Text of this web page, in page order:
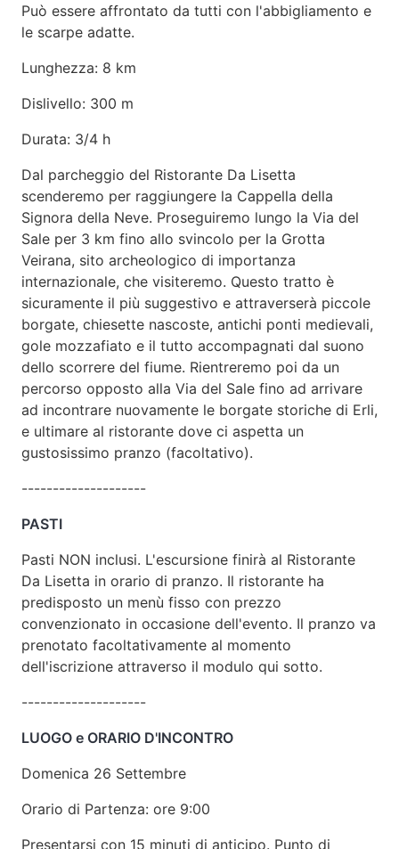
Può essere affrontato da tutti con l'abbigliamento e
le scarpe adatte.
Lunghezza: 8 km
Dislivello: 300 m
Durata: 3/4 h
Dal parcheggio del Ristorante Da Lisetta
scenderemo per raggiungere la Cappella della
Signora della Neve. Proseguiremo lungo la Via del
Sale per 3 km fino allo svincolo per la Grotta
Veirana, sito archeologico di importanza
internazionale, che visiteremo. Questo tratto è
sicuramente il più suggestivo e attraverserà piccole
borgate, chiesette nascoste, antichi ponti medievali,
gole mozzafiato e il tutto accompagnati dal suono
dello scorrere del fiume. Rientreremo poi da un
percorso opposto alla Via del Sale fino ad arrivare
ad incontrare nuovamente le borgate storiche di Erli,
e ultimare al ristorante dove ci aspetta un
gustosissimo pranzo (facoltativo).
--------------------
PASTI
Pasti NON inclusi. L'escursione finirà al Ristorante
Da Lisetta in orario di pranzo. Il ristorante ha
predisposto un menù fisso con prezzo
convenzionato in occasione dell'evento. Il pranzo va
prenotato facoltativamente al momento
dell'iscrizione attraverso il modulo qui sotto.
--------------------
LUOGO e ORARIO D'INCONTRO
Domenica 26 Settembre
Orario di Partenza: ore 9:00
Presentarsi con 15 minuti di anticipo. Punto di